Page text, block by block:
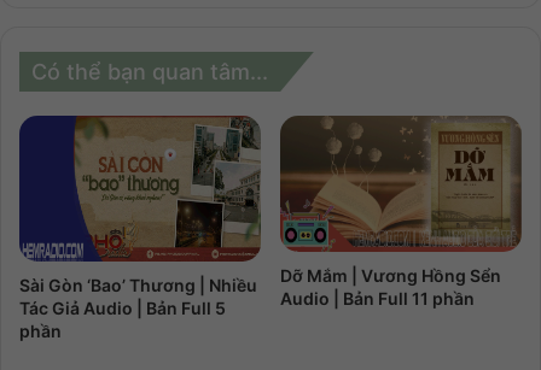
Có thể bạn quan tâm...
Sài Gòn ‘Bao’ Thương | Nhiều
Tác Giả Audio | Bản Full 5
phần
Dỡ Mắm | Vương Hồng Sển
Audio | Bản Full 11 phần